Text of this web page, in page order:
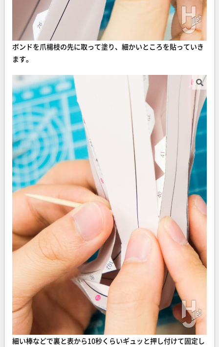
ボンドを爪楊枝の先に取って塗り、細かいところを貼っていき
ます。
細い棒などで裏と表から10秒くらいギュッと押し付けて固定し